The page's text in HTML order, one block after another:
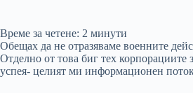
Време за четене: 2 минути
Обещах да не отразяваме военните
Отделно от това биг тех корпорациите
успея- целият ми информационен